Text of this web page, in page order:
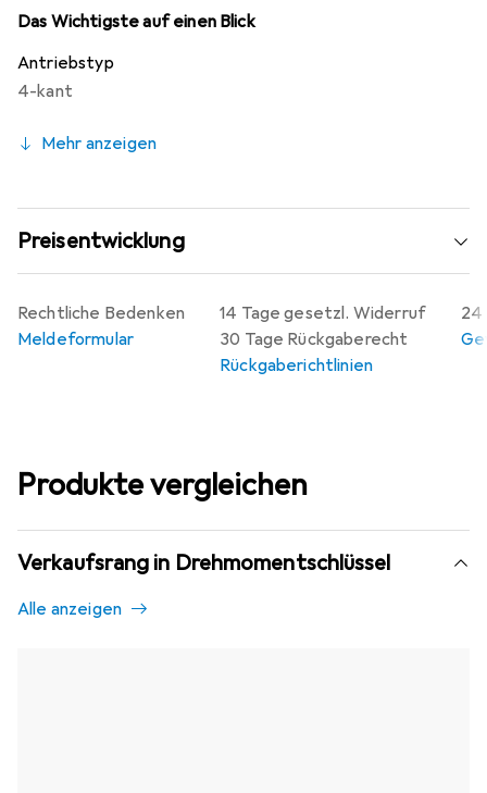
Das Wichtigste auf einen Blick
Antriebstyp
4-kant
Mehr anzeigen
Preisentwicklung
14 Tage gesetzl. Widerruf
30 Tage Rückgaberecht
Rückgaberichtlinien
24
Rechtliche Bedenken
Meldeformular
Produkte vergleichen
Verkaufsrang in Drehmomentschlüssel
Alle anzeigen